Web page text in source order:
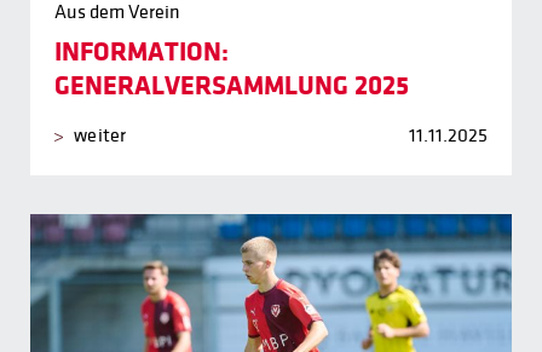
Aus dem Verein
INFORMATION:
GENERALVERSAMMLUNG 2025
weiter 11.11.2025